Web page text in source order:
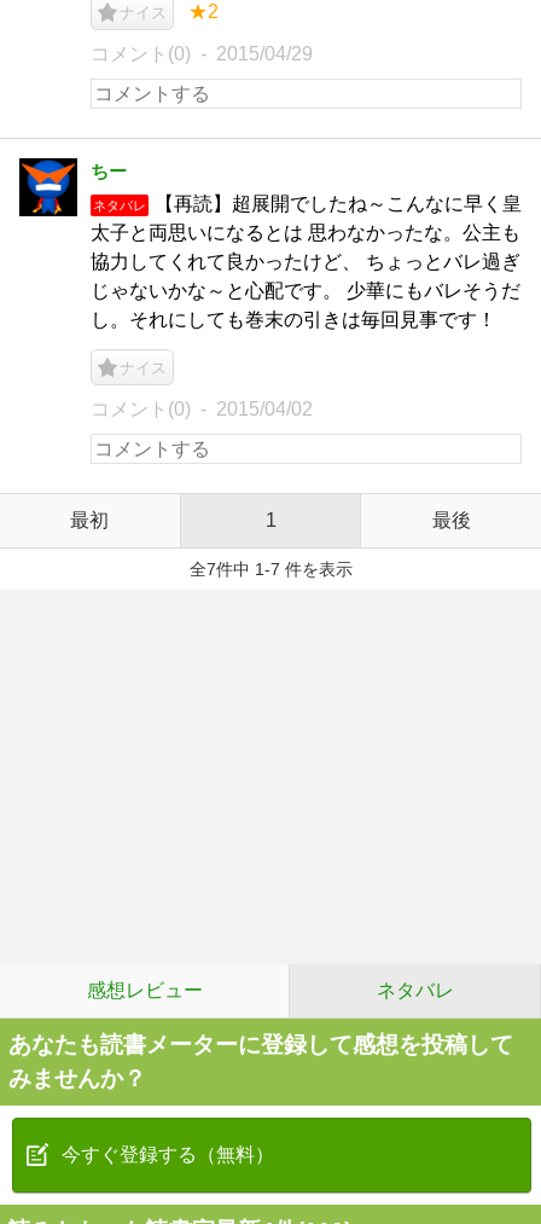
ナイス ★2
コメント(0) 2015/04/29
ちー
ネタバレ
【再読】超展開でしたね～こんなに早く皇
太子と両思いになるとは 思わなかったな。公主も
協力してくれて良かったけど、 ちょっとバレ過ぎ
じゃないかな～と心配です。 少華にもバレそうだ
し。それにしても巻末の引きは毎回見事です！
ナイス
コメント(0) 2015/04/02
最初 1 最後
全7件中 1-7 件を表示
感想レビュー ネタバレ
あなたも読書メーターに登録して感想を投稿して
みませんか？
今すぐ登録する（無料）